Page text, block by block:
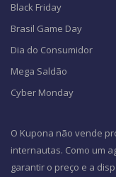
Black Friday
Brasil Game Day
Dia do Consumidor
Mega Saldão
Cyber Monday
O Kupona não vende
internautas. Como um
garantir o preço e a